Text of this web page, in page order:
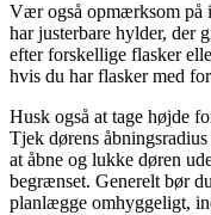
Vær også opmærksom på
har justerbare hylder, der
efter forskellige flasker
hvis du har flasker med
Husk også at tage højde
Tjek dørens
at åbne og lukke døren
begrænset. Generelt bør
planlægge omhyggeligt,